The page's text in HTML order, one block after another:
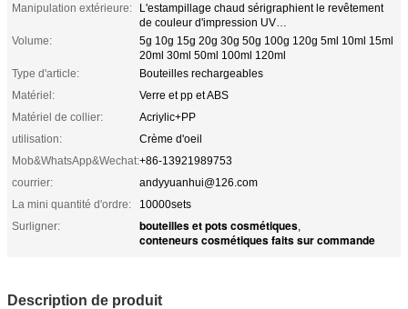
Manipulation extérieure:
L'estampillage chaud sérigraphient le revêtement
de couleur d'impression UV…
Volume:
5g 10g 15g 20g 30g 50g 100g 120g 5ml 10ml 15ml
20ml 30ml 50ml 100ml 120ml
Type d'article:
Bouteilles rechargeables
Matériel:
Verre et pp et ABS
Matériel de collier:
Acriylic+PP
utilisation:
Crème d'oeil
Mob&WhatsApp&Wechat:+86-13921989753
courrier:
andyyuanhui@126.com
La mini quantité d'ordre:
10000sets
Surligner:
bouteilles et pots cosmétiques,
conteneurs cosmétiques faits sur commande
Description de produit